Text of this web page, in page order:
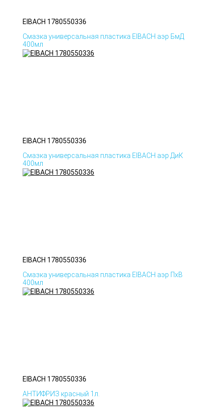
EIBACH 1780550336
Смазка универсальная пластика EIBACH аэр БмД
400мл
EIBACH 1780550336
Смазка универсальная пластика EIBACH аэр ДиК
400мл
EIBACH 1780550336
Смазка универсальная пластика EIBACH аэр ПхВ
400мл
EIBACH 1780550336
АНТИФРИЗ красный 1л.